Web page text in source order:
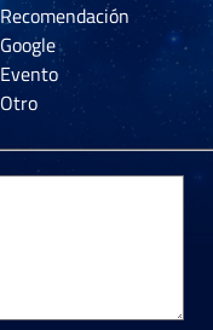
Recomendación
Google
Evento
Otro